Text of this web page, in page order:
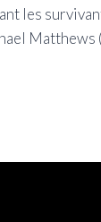
les
Matthews